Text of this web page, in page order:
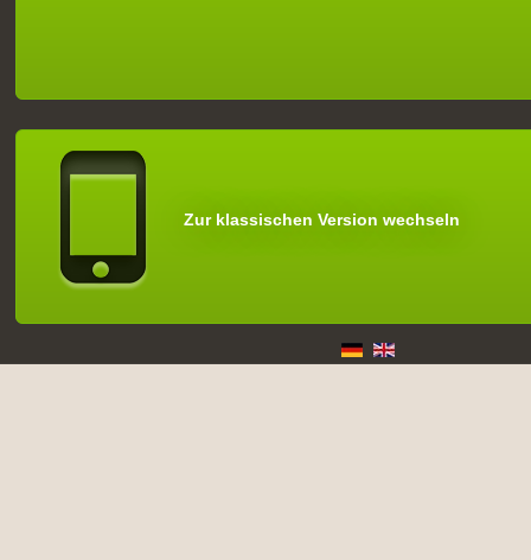
Zur klassischen Version wechseln